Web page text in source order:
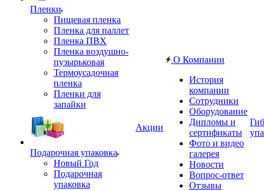
Пленки
Пищевая пленка
Пленка для паллет
Пленка ПВХ
Пленка воздушно-
пузырьковая
Термоусадочная
пленка
Пленки для
запайки
Подарочная упаковка
Новый Год
Подарочная
упаковка
Акции
О Компании
История
компании
Сотрудники
Оборудование
Дипломы и
сертификаты
Фото и видео
галерея
Новости
Вопрос-ответ
Отзывы